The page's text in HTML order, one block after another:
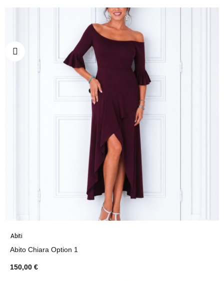
Abiti
Abito Chiara Option 1
150,00 €